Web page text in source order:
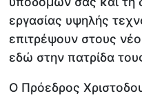
εργασίας υψηλής
επιτρέψουν στους
εδώ στην πατρίδα
Ο Πρόεδρος